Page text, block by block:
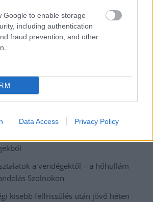
Google to enable storage
including authentication
fraud prevention, and other
Data Access Privacy Policy
semmiről? Csak egy kattintás, és hírlevelünk a
és exkluzív tartalmakkal hétről hétre
24 cikke
lent, így festett a Duna a két évvel
a vendégektől – a hőhullám
Szolnokon
kisebb felfrissülés után jövő héten